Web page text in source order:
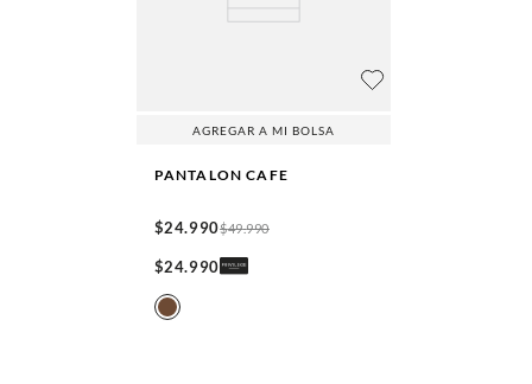
AGREGAR A MI BOLSA
PANTALON CAFE
$24.990$49.990
$24.990